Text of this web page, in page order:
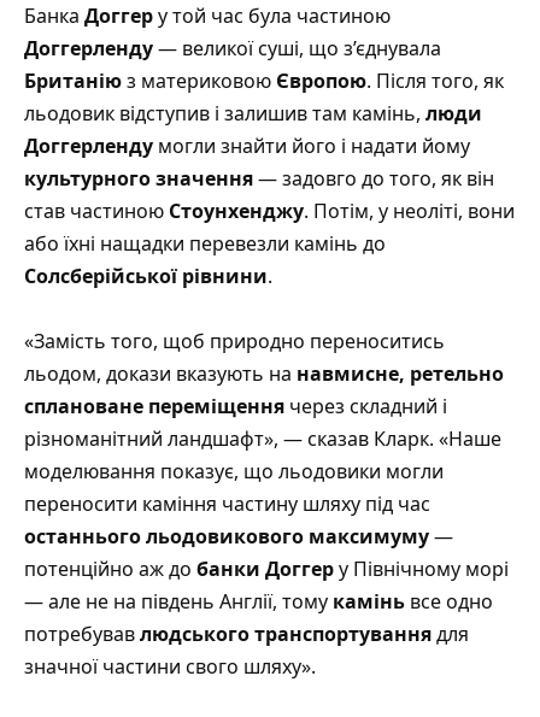
Банка Доггеру той час була частиною
Доггерленду— великої суші, що з’єднувала
Британіюз материковою Європою. Після того, як
льодовик відступив і залишив там камінь, люди
Доггерленду могли знайти його і надати йому
культурного значення— задовго до того, як він
став частиною Стоунхенджу. Потім, у неоліті, вони
або їхні нащадки перевезли камінь до
Солсберійської рівнини.
«Замість того, щоб природно переноситись
льодом, докази вказують на навмисне, ретельно
сплановане переміщення через складний і
різноманітний ландшафт», — сказав Кларк. «Наше
моделювання показує, що льодовики могли
переносити каміння частину шляху під час
останнього льодовикового максимуму—
потенційно аж до банки Доггеру Північному морі
— але не на південь Англії, тому камінь все одно
потребувавлюдського транспортуваннядля
значної частини свого шляху».